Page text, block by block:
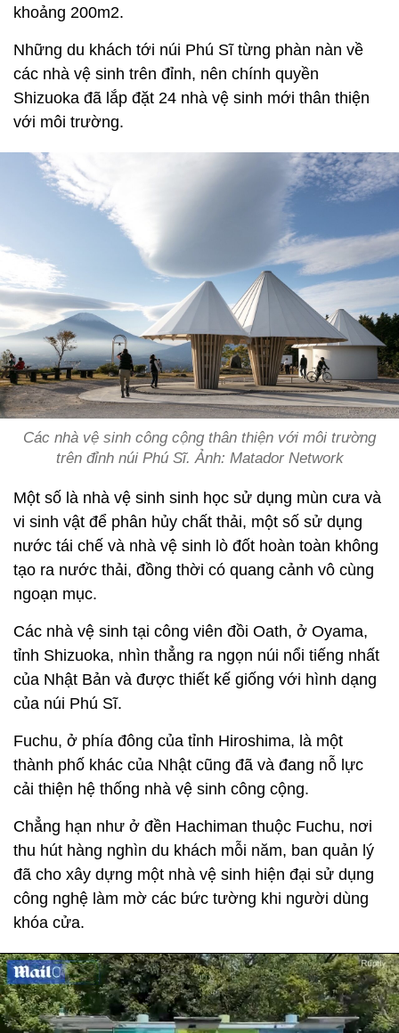
khoảng 200m2.
Những du khách tới núi Phú Sĩ từng phàn nàn về
các nhà vệ sinh trên đỉnh, nên chính quyền
Shizuoka đã lắp đặt 24 nhà vệ sinh mới thân thiện
với môi trường.
Các nhà vệ sinh công cộng thân thiện với môi trường
trên đỉnh núi Phú Sĩ. Ảnh: Matador Network
Một số là nhà vệ sinh sinh học sử dụng mùn cưa và
vi sinh vật để phân hủy chất thải, một số sử dụng
nước tái chế và nhà vệ sinh lò đốt hoàn toàn không
tạo ra nước thải, đồng thời có quang cảnh vô cùng
ngoạn mục.
Các nhà vệ sinh tại công viên đồi Oath, ở Oyama,
tỉnh Shizuoka, nhìn thẳng ra ngọn núi nổi tiếng nhất
của Nhật Bản và được thiết kế giống với hình dạng
của núi Phú Sĩ.
Fuchu, ở phía đông của tỉnh Hiroshima, là một
thành phố khác của Nhật cũng đã và đang nỗ lực
cải thiện hệ thống nhà vệ sinh công cộng.
Chẳng hạn như ở đền Hachiman thuộc Fuchu, nơi
thu hút hàng nghìn du khách mỗi năm, ban quản lý
đã cho xây dựng một nhà vệ sinh hiện đại sử dụng
công nghệ làm mờ các bức tường khi người dùng
khóa cửa.